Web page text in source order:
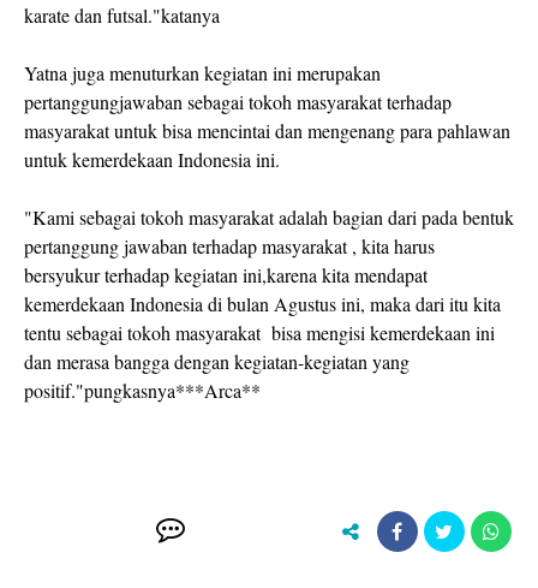
karate dan futsal."katanya
Yatna juga menuturkan kegiatan ini merupakan
pertanggungjawaban sebagai tokoh masyarakat terhadap
masyarakat untuk bisa mencintai dan mengenang para pahlawan
untuk kemerdekaan Indonesia ini.
"Kami sebagai tokoh masyarakat adalah bagian dari pada bentuk
pertanggung jawaban terhadap masyarakat , kita harus
bersyukur terhadap kegiatan ini,karena kita mendapat
kemerdekaan Indonesia di bulan Agustus ini, maka dari itu kita
tentu sebagai tokoh masyarakat bisa mengisi kemerdekaan ini
dan merasa bangga dengan kegiatan-kegiatan yang
positif."pungkasnya***Arca**